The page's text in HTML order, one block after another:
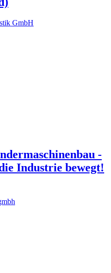
GmbH
-
Industrie bewegt!